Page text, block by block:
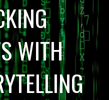
WITH